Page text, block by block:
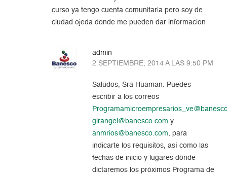
curso ya tengo cuenta comunitaria pero soy de
ciudad ojeda donde me pueden dar informacion
admin
2 SEPTIEMBRE, 2014 A LAS 9:50 PM
Saludos, Sra Huaman. Puedes
escribir a los correos
girangel@banesco.com y
anmrios@banesco.com , para
indicarte los requisitos, así como las
fechas de inicio y lugares dónde
dictaremos los próximos Programa de